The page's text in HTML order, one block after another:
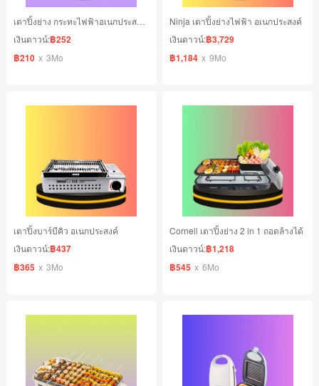
เตาปิ้งย่าง กระทะไฟฟ้าอเนกประสงค์ ขนาด 11 นิ้ว
เงินดาวน์:฿252
฿210 x 3Mo
Ninja เตาปิ้งย่างไฟฟ้า อเนกประสงค์
เงินดาวน์:฿3,729
฿1,184 x 9Mo
เตาปิ้งบาร์บีคิว อเนกประสงค์
เงินดาวน์:฿437
฿365 x 3Mo
Cornell เตาปิ้งย่าง 2 in 1 ถอดล้างได้
เงินดาวน์:฿1,218
฿545 x 6Mo